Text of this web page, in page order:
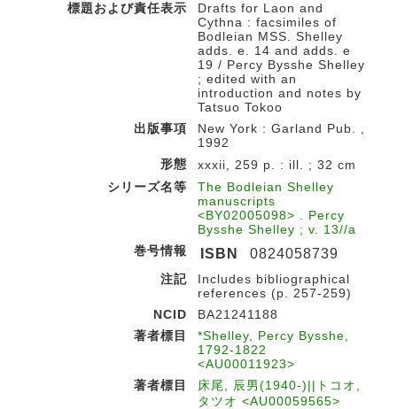
標題および責任表示
Drafts for Laon and
Cythna : facsimiles of
Bodleian MSS. Shelley
adds. e. 14 and adds. e
19 / Percy Bysshe Shelley
; edited with an
introduction and notes by
Tatsuo Tokoo
出版事項
New York : Garland Pub. ,
1992
形態
xxxii, 259 p. : ill. ; 32 cm
シリーズ名等
The Bodleian Shelley
manuscripts
<BY02005098> . Percy
Bysshe Shelley ; v. 13//a
巻号情報
ISBN 0824058739
注記
Includes bibliographical
references (p. 257-259)
NCID
BA21241188
著者標目
*Shelley, Percy Bysshe,
1792-1822
<AU00011923>
著者標目
床尾, 辰男(1940-)||トコオ,
タツオ <AU00059565>